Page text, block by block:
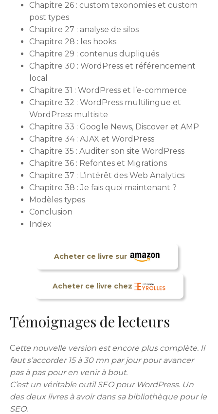
Chapitre 26 : custom taxonomies et custom
post types
Chapitre 27 : analyse de silos
Chapitre 28 : les hooks
Chapitre 29 : contenus dupliqués
Chapitre 30 : WordPress et référencement
local
Chapitre 31 : WordPress et l’e-commerce
Chapitre 32 : WordPress multilingue et
WordPress multisite
Chapitre 33 : Google News, Discover et AMP
Chapitre 34 : AJAX et WordPress
Chapitre 35 : Auditer son site WordPress
Chapitre 36 : Refontes et Migrations
Chapitre 37 : L’intérêt des Web Analytics
Chapitre 38 : Je fais quoi maintenant ?
Modèles types
Conclusion
Index
Acheter ce livre sur
Acheter ce livre chez
Témoignages de lecteurs
Cette nouvelle version est encore plus complète. Il
faut s’accorder 15 à 30 mn par jour pour avancer
pas à pas pour en venir à bout.
C’est un véritable outil SEO pour WordPress. Un
des deux livres à avoir dans sa bibliothèque pour le
SEO.